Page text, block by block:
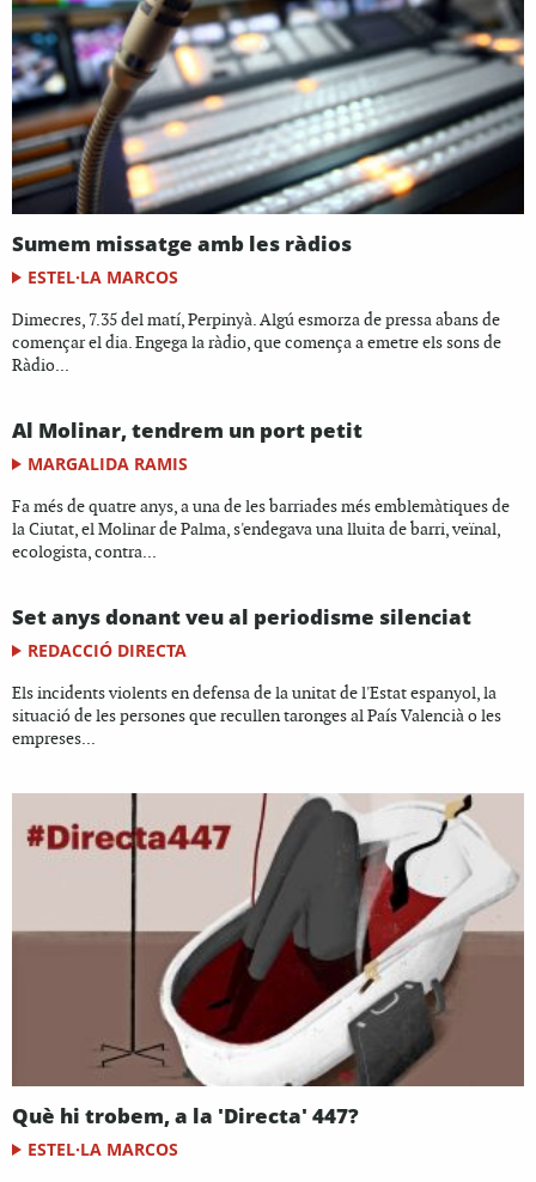
Sumem missatge amb les ràdios
ESTEL·LA MARCOS
Dimecres, 7.35 del matí, Perpinyà. Algú esmorza de pressa abans de
començar el dia. Engega la ràdio, que comença a emetre els sons de
Ràdio...
Al Molinar, tendrem un port petit
MARGALIDA RAMIS
Fa més de quatre anys, a una de les barriades més emblemàtiques de
la Ciutat, el Molinar de Palma, s'endegava una lluita de barri, veïnal,
ecologista, contra...
Set anys donant veu al periodisme silenciat
REDACCIÓ DIRECTA
Els incidents violents en defensa de la unitat de l'Estat espanyol, la
situació de les persones que recullen taronges al País Valencià o les
empreses...
Què hi trobem, a la 'Directa' 447?
ESTEL·LA MARCOS